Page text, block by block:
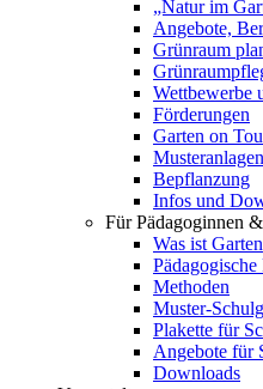
„Natur im
Angebote,
Grünraum
Wettbewerbe
Förderungen
Garten on
Bepflanzung
Infos und
Für Pädagoginnen
Was ist
Methoden
Muster-
Plakette für
Angebote für
Downloads